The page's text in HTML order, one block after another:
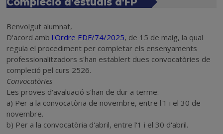
Benvolgut alumnat,
D'acord ambl'Ordre EDF/74/2025, de 15 de maig, la qual
regula el procediment per completar els ensenyaments
professionalitzadors s'han establert dues convocatòries de
compleció pel curs 2526.
Convocatòries
Les proves d'avaluació s'han de dur a terme:
a) Per a la convocatòria de novembre, entre l'1 i el 30 de
novembre.
b) Per a la convocatòria d'abril, entre l'1 i el 30 d'abril.